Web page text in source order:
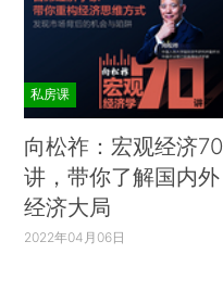
私房课
向松祚：宏观经济70
讲，带你了解国内外
经济大局
2022年04月06日